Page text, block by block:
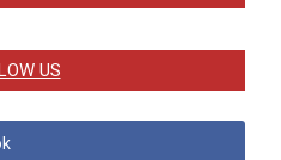
US